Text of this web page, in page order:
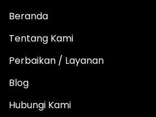
Beranda
Tentang Kami
Perbaikan / Layanan
Blog
Hubungi Kami